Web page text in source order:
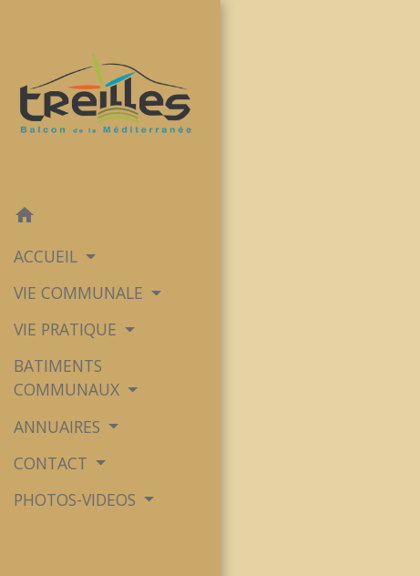
home
ACCUEIL
VIE COMMUNALE
VIE PRATIQUE
BATIMENTS
COMMUNAUX
ANNUAIRES
CONTACT
PHOTOS-VIDEOS